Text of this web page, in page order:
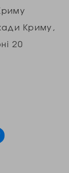
Криму,
20